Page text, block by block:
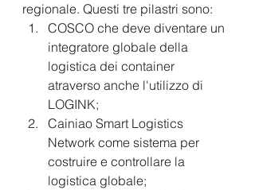
regionale. Questi tre pilastri sono:
COSCO che deve diventare un
integratore globale della
logistica dei container
atraverso anche l'utilizzo di
LOGINK;
Cainiao Smart Logistics
Network come sistema per
costruire e controllare la
logistica globale;